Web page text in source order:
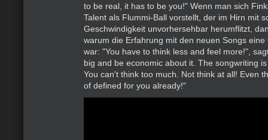
to be real, it has to be you!" Wenn man sich
Talent als Flummi-Ball vorstellt, der im Hirn mit
Geschwindigkeit unvorhersehbar herumflitzt,
warum die Erfahrung mit den neuen Songs
war: "You have to think less and feel more!",
big and be economic about it. The songwriting
You can't think too much. Not think at all! Even
of defined for you already!"